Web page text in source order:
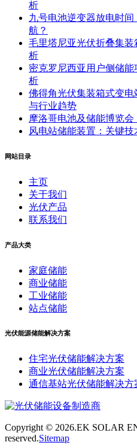
析
九号电池逆变器放电时
航？
毛里塔尼亚光伏折叠集
析
密克罗尼西亚用户侧储
析
佛得角光伏集装箱式变
与行业趋势
摩洛哥电池及储能博览
风电站储能装置：关键
网站目录
主页
关于我们
光伏产品
联系我们
产品大类
家庭储能
商业储能
工业储能
站点储能
光伏能源储能解决方案
住宅光伏储能解决方案
商业光伏储能解决方案
通信基站光伏储能解决方
Copyright © 2026.EK SOLAR
reserved.Sitemap